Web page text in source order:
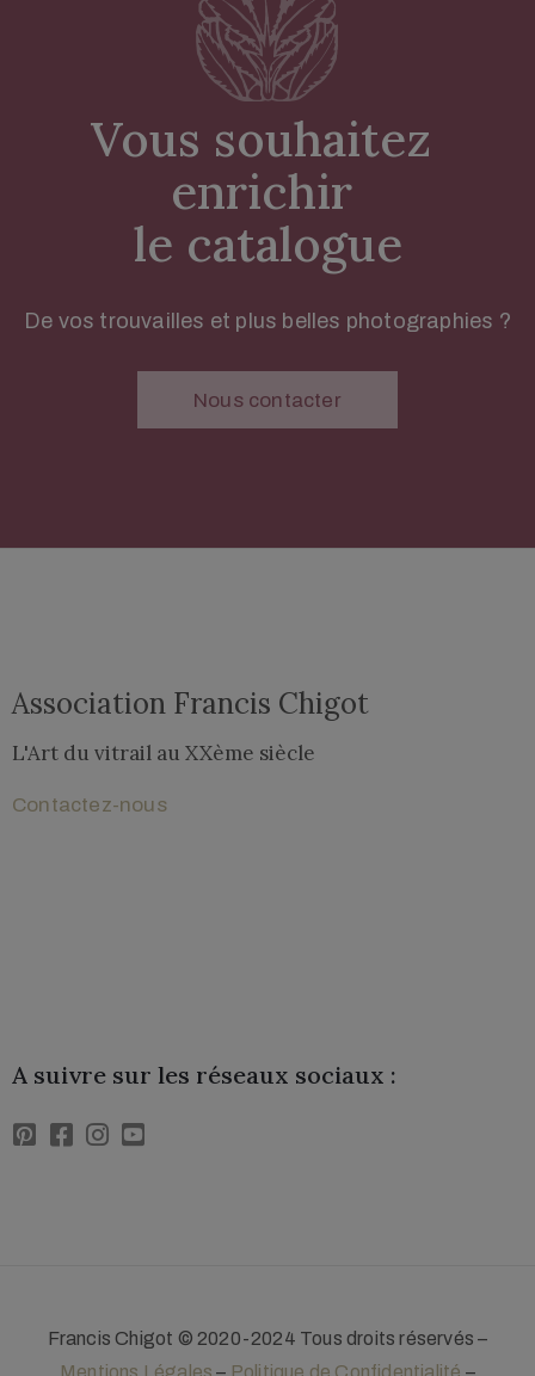
Vous souhaitez
enrichir
le catalogue
De vos trouvailles et plus belles photographies ?
Nous contacter
Association Francis Chigot
L'Art du vitrail au XXème siècle​
Contactez-nous
A suivre sur les réseaux sociaux :
Francis Chigot © 2020-2024 Tous droits réservés –
Mentions Légales – Politique de Confidentialité –